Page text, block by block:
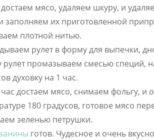
мясо, удаляем шкуру, и
заполняем их приготовленной
плотной нитью.
рулет в форму для выпечки,
рулет промазываем смесью специй,
духовку на 1 час.
достаем мясо, снимаем фольгу, и
180 градусов, готовое мясо
зеленью петрушки.
готов. Чудесное и очень